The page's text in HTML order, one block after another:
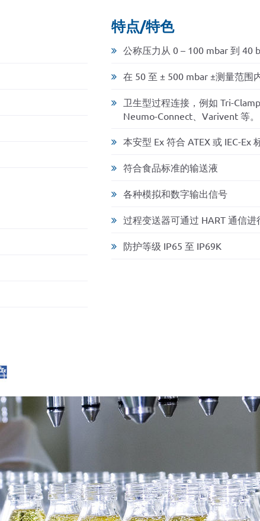
特点/特色
公称压力从 0 – 100 mbar 到 40
在 50 至 ± 500 mbar ±测量范围
卫生型过程连接，例如 Tri-
Neumo-Connect、Varivent 等。
本安型 Ex 符合 ATEX 或 IEC-Ex
符合食品标准的输送液
各种模拟和数字输出信号
过程变送器可通过 HART 通信进
防护等级 IP65 至 IP69K